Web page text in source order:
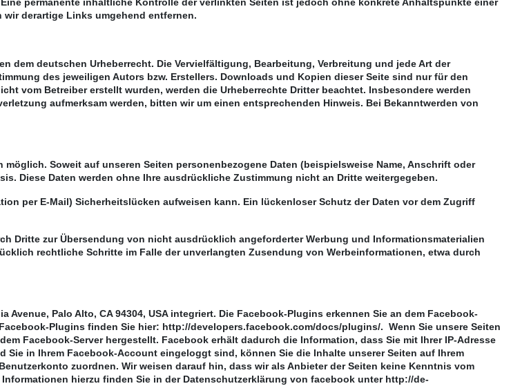
derartige Links umgehend entfernen.
dem deutschen Urheberrecht. Die Vervielfältigung, Bearbeitung, Verbreitung und jede Art der
des jeweiligen Autors bzw. Erstellers. Downloads und Kopien dieser Seite sind nur für den
vom Betreiber erstellt wurden, werden die Urheberrechte Dritter beachtet. Insbesondere werden
aufmerksam werden, bitten wir um einen entsprechenden Hinweis. Bei Bekanntwerden von
Soweit auf unseren Seiten personenbezogene Daten (beispielsweise Name, Anschrift oder
Diese Daten werden ohne Ihre ausdrückliche Zustimmung nicht an Dritte weitergegeben.
per E-Mail) Sicherheitslücken aufweisen kann. Ein lückenloser Schutz der Daten vor dem Zugriff
Dritte zur Übersendung von nicht ausdrücklich angeforderter Werbung und Informationsmaterialien
rechtliche Schritte im Falle der unverlangten Zusendung von Werbeinformationen, etwa durch
Palo Alto, CA 94304, USA integriert. Die Facebook-Plugins erkennen Sie an dem Facebook-
Plugins finden Sie hier: http://developers.facebook.com/docs/plugins/. Wenn Sie unsere Seiten
Facebook-Server hergestellt. Facebook erhält dadurch die Information, dass Sie mit Ihrer IP-Adresse
in Ihrem Facebook-Account eingeloggt sind, können Sie die Inhalte unserer Seiten auf Ihrem
zuordnen. Wir weisen darauf hin, dass wir als Anbieter der Seiten keine Kenntnis vom
hierzu finden Sie in der Datenschutzerklärung von facebook unter http://de-